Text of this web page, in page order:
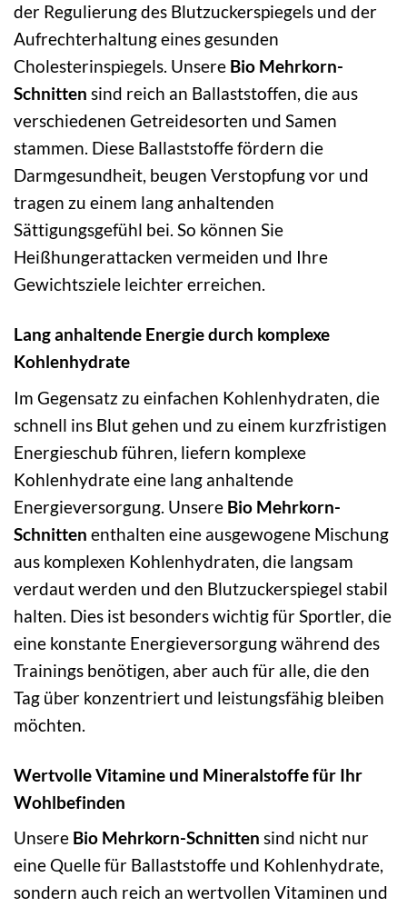
der Regulierung des Blutzuckerspiegels und der
Aufrechterhaltung eines gesunden
Cholesterinspiegels. Unsere Bio Mehrkorn-
Schnitten sind reich an Ballaststoffen, die aus
verschiedenen Getreidesorten und Samen
stammen. Diese Ballaststoffe fördern die
Darmgesundheit, beugen Verstopfung vor und
tragen zu einem lang anhaltenden
Sättigungsgefühl bei. So können Sie
Heißhungerattacken vermeiden und Ihre
Gewichtsziele leichter erreichen.
Lang anhaltende Energie durch komplexe
Kohlenhydrate
Im Gegensatz zu einfachen Kohlenhydraten, die
schnell ins Blut gehen und zu einem kurzfristigen
Energieschub führen, liefern komplexe
Kohlenhydrate eine lang anhaltende
Energieversorgung. Unsere Bio Mehrkorn-
Schnitten enthalten eine ausgewogene Mischung
aus komplexen Kohlenhydraten, die langsam
verdaut werden und den Blutzuckerspiegel stabil
halten. Dies ist besonders wichtig für Sportler, die
eine konstante Energieversorgung während des
Trainings benötigen, aber auch für alle, die den
Tag über konzentriert und leistungsfähig bleiben
möchten.
Wertvolle Vitamine und Mineralstoffe für Ihr
Wohlbefinden
Unsere Bio Mehrkorn-Schnitten sind nicht nur
eine Quelle für Ballaststoffe und Kohlenhydrate,
sondern auch reich an wertvollen Vitaminen und